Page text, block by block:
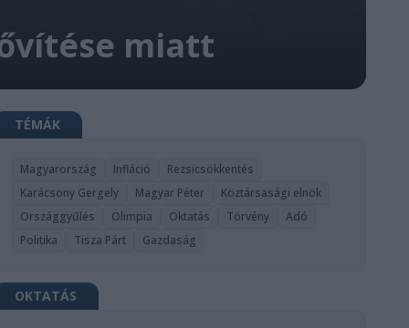
miatt
TÉMÁK
Magyarország Infláció
Rezsicsökkentés
Karácsony Gergely
Magyar Péter
Köztársasági elnök
Országgyűlés
Olimpia Oktatás Törvény
Adó
Politika
Tisza Párt Gazdaság
OKTATÁS